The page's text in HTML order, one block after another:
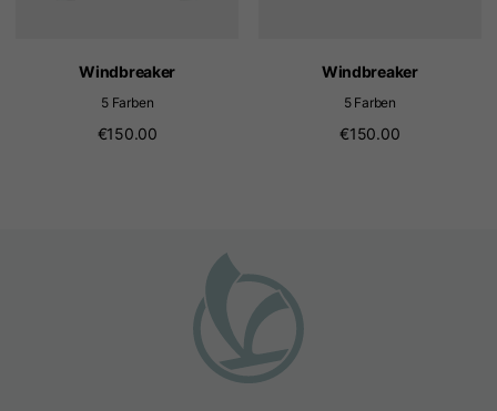
Windbreaker
5 Farben
€150.00
Windbreaker
5 Farben
€150.00